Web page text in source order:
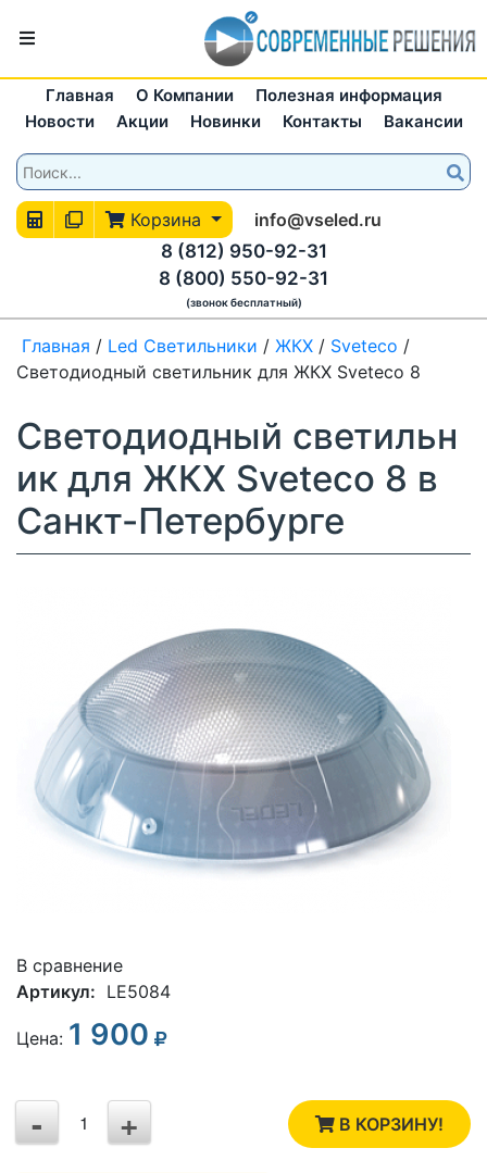
Главная О Компании
Полезная информация
Новости
Акции Новинки Контакты Вакансии
Корзина
info@vseled.ru
8 (812) 950-92-31
8 (800) 550-92-31
(звонок бесплатный)
Главная / Led Светильники / ЖКХ / Sveteco /
Светодиодный светильник для ЖКХ Sveteco 8
Светодиодный светильн
ик для ЖКХ Sveteco 8 в
Санкт-Петербурге
В сравнение
Артикул: LE5084
Цена: 1 900
1
+
- В КОРЗИНУ!